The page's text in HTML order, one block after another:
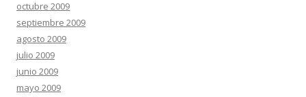
octubre 2009
septiembre 2009
agosto 2009
julio 2009
junio 2009
mayo 2009